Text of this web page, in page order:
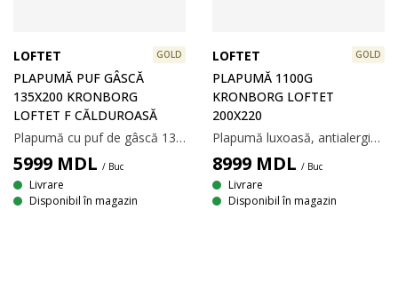
LOFTET GOLD
PLAPUMĂ PUF GÂSCĂ
135X200 KRONBORG
LOFTET F CĂLDUROASĂ
Plapumă cu puf de gâscă 135x200 cm cu margini sub formă de cutie. Umplutură cu 90% puf de gâscă europeană/10% pene de gâscă, 800 g. Țesătură strânsă din 100% bumbac cambric, tratată cu biocid GREENFIRST®. Construcție sub formă de cutie, cu pereți interiori, ce asigură o bună izolare termică, fără să permită pătrunderea aerului rece. Calitatea umpluturii 725. Temperatură spălare: 60°C. Incl. pungă pentru depozitare.
5999 MDL / Buc
Livrare
Disponibil în magazin
LOFTET GOLD
PLAPUMĂ 1100G
KRONBORG LOFTET
200X220
Plapumă luxoasă, antialergică, cu inserții de material textil pe margine. Umplută cu 90% puf de gâscă europeană/10% pene de gâscă, 1100 g. Țesătură din 100% bumbac cambric, tratată împotriva acarienilor. Construcție sub formă de cutie, cu pereți interiori, ce asigură o bună izolare termică, fără să permită pătrunderea aerului rece. Calitatea umpluturii 725. Temperatură spălare: 60°C. Incl. pungă pentru depozitare. 200x220 cm
8999 MDL / Buc
Livrare
Disponibil în magazin